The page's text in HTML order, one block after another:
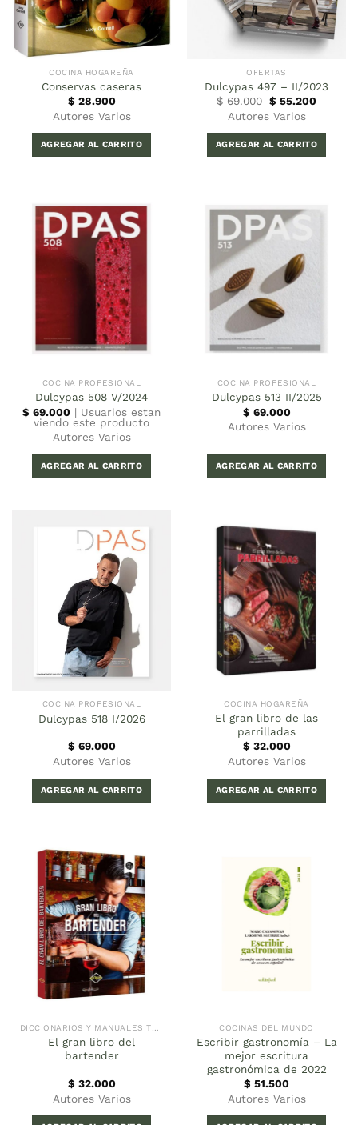
COCINA HOGAREÑA
Conservas caseras
$ 28.900
Autores Varios
AGREGAR AL CARRITO
OFERTAS
Dulcypas 497 – II/2023
$69.000 El
precio
original
era:
$ 69.000.
$ 55.200
es:
$
Autores Varios
AGREGAR AL CARRITO
COCINA PROFESIONAL
Dulcypas 508 V/2024
$ 69.000 | Usuarios estan
viendo este producto
Autores Varios
AGREGAR AL CARRITO
COCINA PROFESIONAL
Dulcypas 513 II/2025
$ 69.000
Autores Varios
AGREGAR AL CARRITO
COCINA PROFESIONAL
Dulcypas 518 I/2026
$ 69.000
Autores Varios
AGREGAR AL CARRITO
COCINA HOGAREÑA
El gran libro de las
parrilladas
$ 32.000
Autores Varios
AGREGAR AL CARRITO
El gran libro del
bartender
$ 32.000
Autores Varios
COCINAS DEL MUNDO
Escribir gastronomía – La
mejor escritura
gastronómica de 2022
$ 51.500
Autores Varios